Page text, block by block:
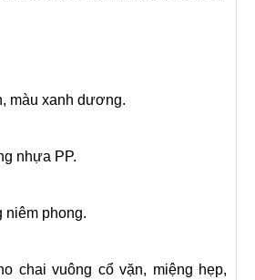
màu xanh dương.
nhựa PP.
niêm phong.
chai vuông cổ vặn, miệng hẹp,